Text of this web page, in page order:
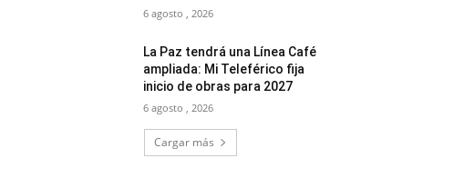
6 agosto , 2026
La Paz tendrá una Línea Café
ampliada: Mi Teleférico fija
inicio de obras para 2027
6 agosto , 2026
Cargar más